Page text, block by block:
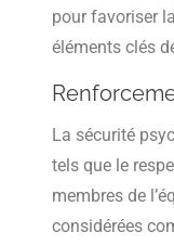
pour favoriser
éléments clés
La sécurité
tels que le
membres de
considérées